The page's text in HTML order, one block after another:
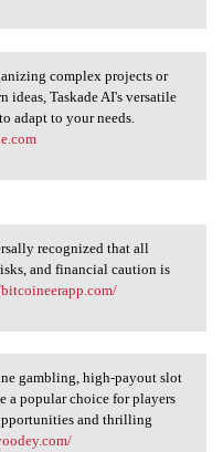
complex projects or
Taskade AI's versatile
adapt to your needs.
recognized that all
and financial caution is
gambling, high-payout slot
a popular choice for players
and thrilling